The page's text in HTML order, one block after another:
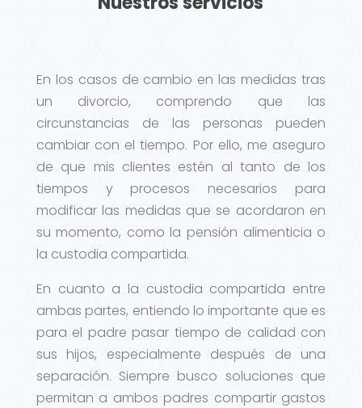
En los casos de cambio en las medidas tras
un divorcio, comprendo que las
circunstancias de las personas pueden
cambiar con el tiempo. Por ello, me aseguro
de que mis clientes estén al tanto de los
tiempos y procesos necesarios para
modificar las medidas que se acordaron en
su momento, como la pensión alimenticia o
la custodia compartida.
En cuanto a la custodia compartida entre
ambas partes, entiendo lo importante que es
para el padre pasar tiempo de calidad con
sus hijos, especialmente después de una
separación. Siempre busco soluciones que
permitan a ambos padres compartir gastos